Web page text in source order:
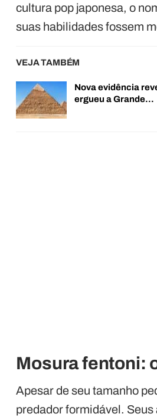
cultura pop japonesa, o
suas habilidades fossem
VEJA TAMBÉM
Nova evidência
ergueu a Grande…
Mosura fentoni:
Apesar de seu tamanho
predador formidável.